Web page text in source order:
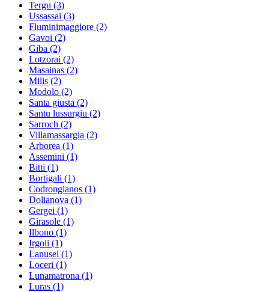
Tergu (3)
Ussassai (3)
Fluminimaggiore (2)
Gavoi (2)
Giba (2)
Lotzorai (2)
Masainas (2)
Milis (2)
Modolo (2)
Santa giusta (2)
Santu lussurgiu (2)
Sarroch (2)
Villamassargia (2)
Arborea (1)
Assemini (1)
Bitti (1)
Bortigali (1)
Codrongianos (1)
Dolianova (1)
Gergei (1)
Girasole (1)
Ilbono (1)
Irgoli (1)
Lanusei (1)
Loceri (1)
Lunamatrona (1)
Luras (1)